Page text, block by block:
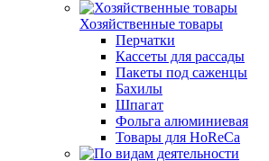
Хозяйственные товары
Перчатки
Кассеты для рассады
Пакеты под саженцы
Бахилы
Шпагат
Фольга алюминиевая
Товары для HoReCa